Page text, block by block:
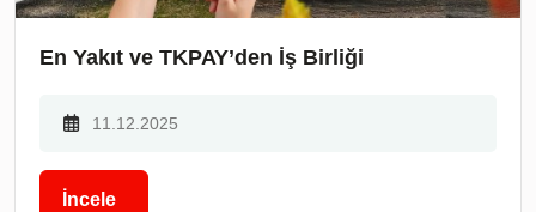
En Yakıt ve TKPAY’den İş Birliği
11.12.2025
İncele